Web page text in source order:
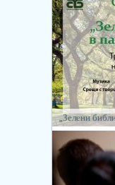
„Зелени